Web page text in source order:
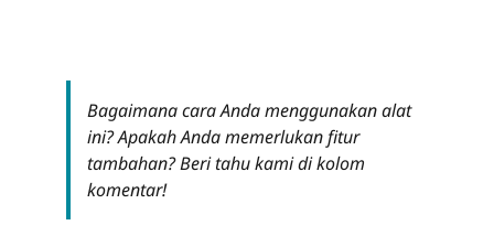
Bagaimana cara Anda menggunakan alat
ini? Apakah Anda memerlukan fitur
tambahan? Beri tahu kami di kolom
komentar!